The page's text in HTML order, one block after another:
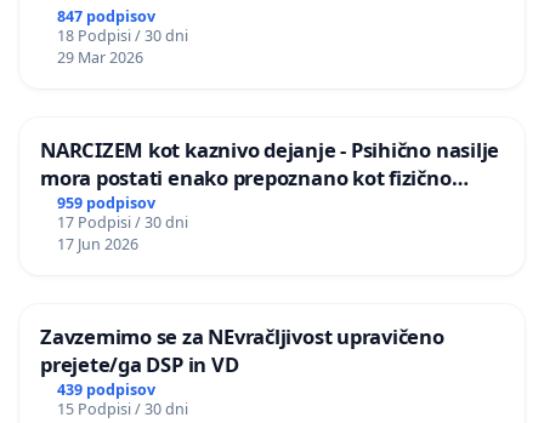
847 podpisov
18 Podpisi / 30 dni
29 Mar 2026
NARCIZEM kot kaznivo dejanje - Psihično nasilje
mora postati enako prepoznano kot fizično
nasilje
959 podpisov
17 Podpisi / 30 dni
17 Jun 2026
Zavzemimo se za NEvračljivost upravičeno
prejete/ga DSP in VD
439 podpisov
15 Podpisi / 30 dni